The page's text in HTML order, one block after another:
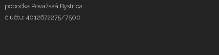
pobočka Považská Bystrica
č.účtu: 4012672275/7500